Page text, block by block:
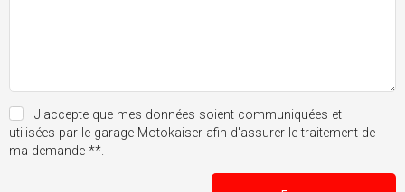
J'accepte que mes données soient communiquées et
utilisées par le garage Motokaiser afin d'assurer le traitement de
ma demande **.